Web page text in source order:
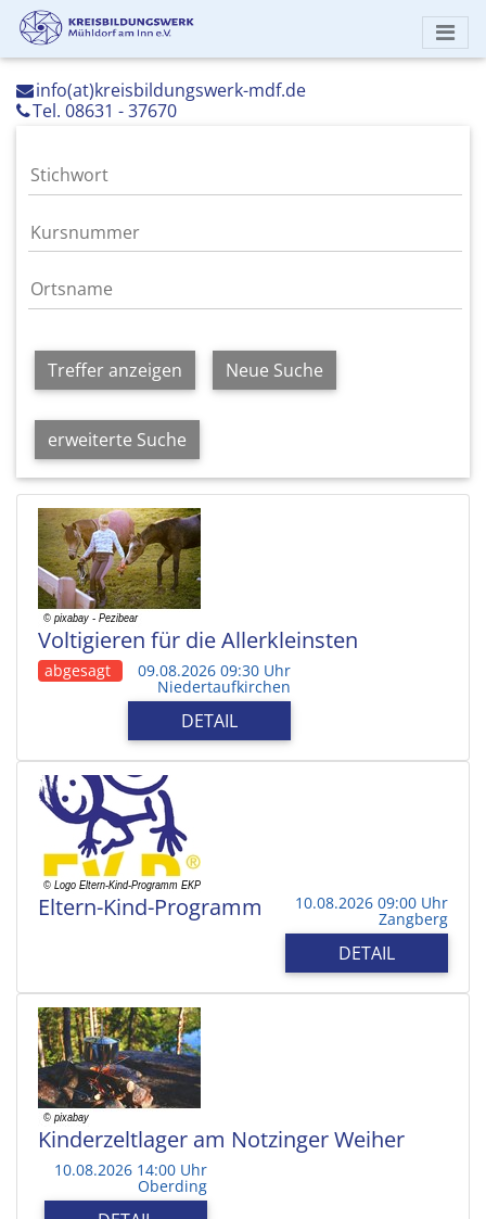
info(at)kreisbildungswerk-mdf.de
Tel. 08631 - 37670
Treffer anzeigen Neue Suche
erweiterte Suche
Voltigieren für die Allerkleinsten
abgesagt 09.08.2026 09:30 Uhr
Niedertaufkirchen
DETAIL
Eltern-Kind-Programm 10.08.2026 09:00 Uhr
Zangberg
DETAIL
Kinderzeltlager am Notzinger Weiher
10.08.2026 14:00 Uhr
Oberding